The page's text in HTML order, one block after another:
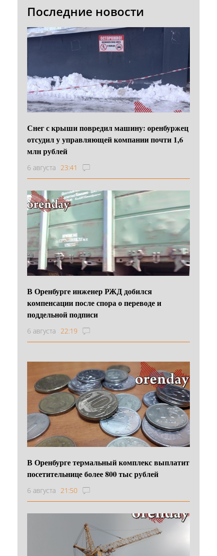
Последние новости
Снег с крыши повредил машину: оренбуржец
отсудил у управляющей компании почти 1,6
млн рублей
6 августа 23:41
В Оренбурге инженер РЖД добился
компенсации после спора о переводе и
поддельной подписи
6 августа 22:19
В Оренбурге термальный комплекс выплатит
посетительнице более 800 тыс рублей
6 августа 21:50